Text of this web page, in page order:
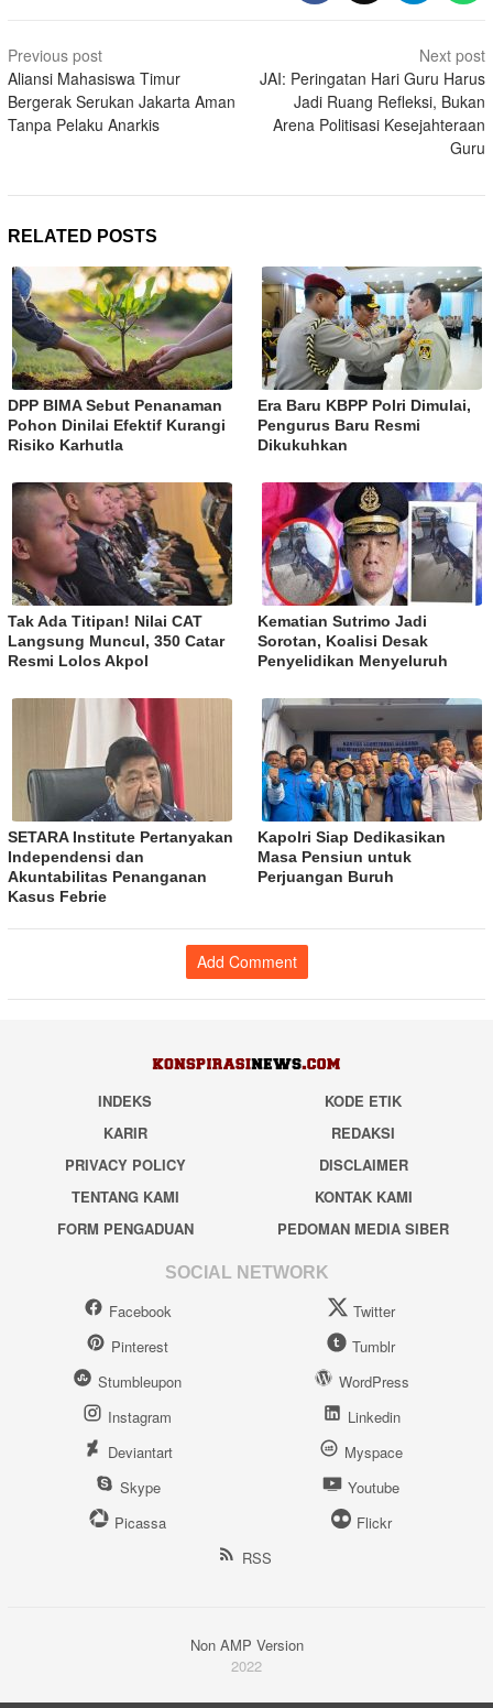
Post
navigation
Previous post
Aliansi Mahasiswa Timur
Bergerak Serukan Jakarta Aman
Tanpa Pelaku Anarkis
Next post
JAI: Peringatan Hari Guru Harus
Jadi Ruang Refleksi, Bukan
Arena Politisasi Kesejahteraan
Guru
RELATED POSTS
DPP BIMA Sebut Penanaman
Pohon Dinilai Efektif Kurangi
Risiko Karhutla
Era Baru KBPP Polri Dimulai,
Pengurus Baru Resmi
Dikukuhkan
Tak Ada Titipan! Nilai CAT
Langsung Muncul, 350 Catar
Resmi Lolos Akpol
Kematian Sutrimo Jadi
Sorotan, Koalisi Desak
Penyelidikan Menyeluruh
SETARA Institute Pertanyakan
Independensi dan
Akuntabilitas Penanganan
Kasus Febrie
Kapolri Siap Dedikasikan
Masa Pensiun untuk
Perjuangan Buruh
Add Comment
INDEKS
KODE ETIK
KARIR
REDAKSI
PRIVACY POLICY
DISCLAIMER
TENTANG KAMI
KONTAK KAMI
FORM PENGADUAN
PEDOMAN MEDIA SIBER
SOCIAL NETWORK
Facebook
Twitter
Pinterest
Tumblr
Stumbleupon
WordPress
Instagram
Linkedin
Deviantart
Myspace
Skype
Youtube
Picassa
Flickr
RSS
Non AMP Version
2022